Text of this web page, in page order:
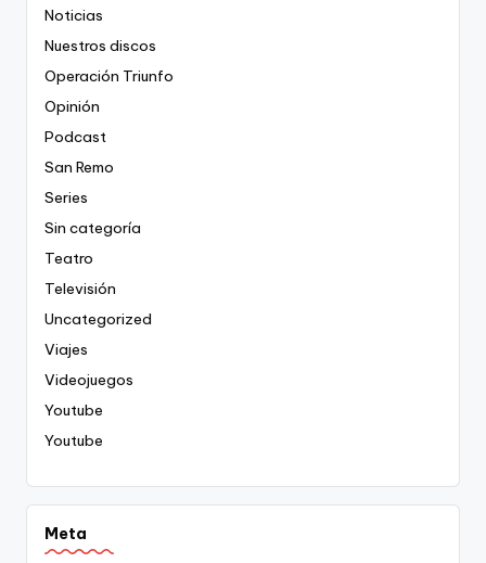
Noticias
Nuestros discos
Operación Triunfo
Opinión
Podcast
San Remo
Series
Sin categoría
Teatro
Televisión
Uncategorized
Viajes
Videojuegos
Youtube
Youtube
Meta